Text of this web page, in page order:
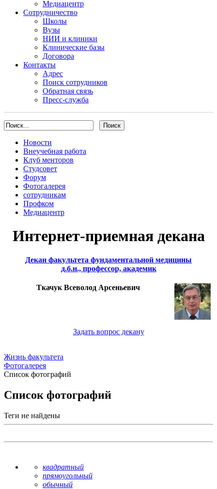
Медиацентр
Сотрудничество
Школы
Вузы
НИИ и клиники
Клинические базы
Договора
Контакты
Адрес
Поиск сотрудников
Обратная связь
Пресс-служба
Новости
Внеучебная работа
Клуб менторов
Студсовет
Форум
Фотогалерея
сотрудникам
Профком
Медиацентр
Интернет-приемная декана
Декан факультета фундаментальной медицины
д.б.н., профессор, академик
Ткачук Всеволод Арсеньевич
Задать вопрос декану
Жизнь факультета
Фотогалерея
Список фотографий
Список фотографий
Теги не найдены
квадратный
прямоугольный
обычный